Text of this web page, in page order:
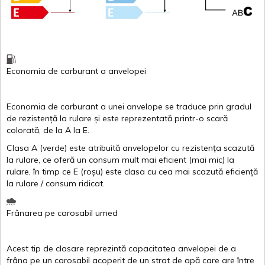
Economia de carburant a anvelopei
Economia de carburant a unei anvelope se traduce prin gradul
de rezistență la rulare și este reprezentată printr-o scară
colorată, de la A la E.
Clasa A (verde) este atribuită anvelopelor cu rezistența scazută
la rulare, ce oferă un consum mult mai eficient (mai mic) la
rulare,în timp ce E (roșu) este clasa cu cea mai scazută eficiență
la rulare /consum ridicat.
Frânarea pe carosabil umed
Acest tip de clasare reprezintă capacitatea anvelopei de a
frâna pe un carosabil acoperit de un strat de apă care areîntre